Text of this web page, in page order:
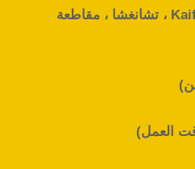
Sifangping ، منطقة Kaifu ، تشانغشا ، مقاطعة
العمل)